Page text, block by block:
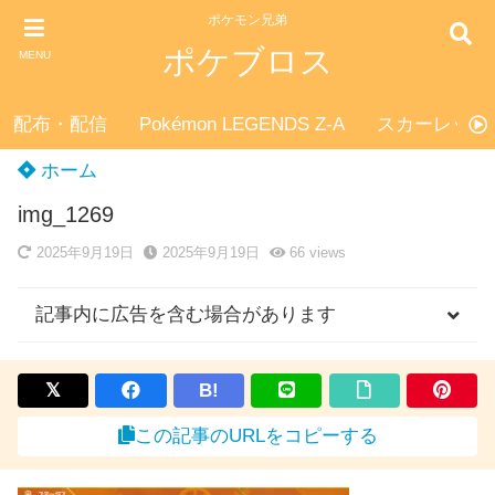
MENU
ポケモン兄弟
ポケブロス
配布・配信 Pokémon LEGENDS Z-A スカーレッ
ホーム
img_1269
2025年9月19日 2025年9月19日 66views
記事内に広告を含む場合があります
B!
この記事のURLをコピーする